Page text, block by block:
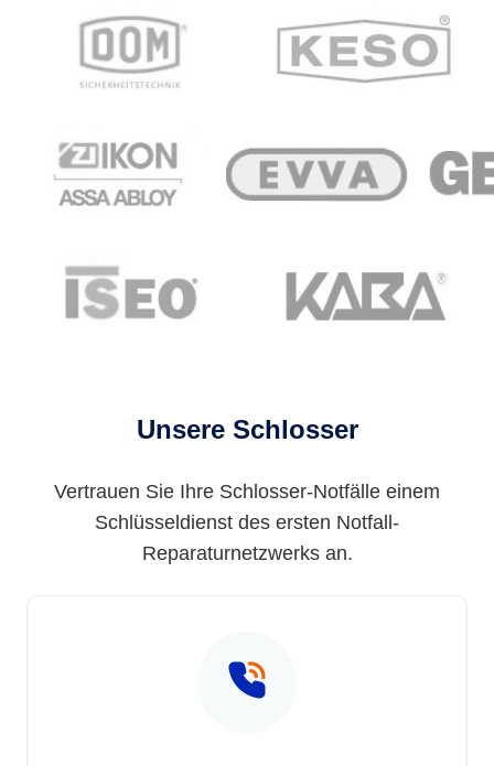
Unsere Schlosser
Vertrauen Sie Ihre Schlosser-Notfälle einem
Schlüsseldienst des ersten Notfall-
Reparaturnetzwerks an.